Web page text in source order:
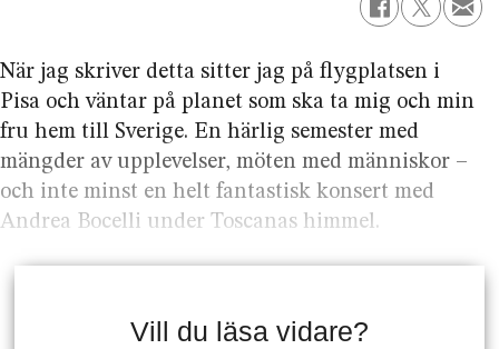
När jag skriver detta sitter jag på flyg­platsen i
Pisa och väntar på planet som ska ta mig och min
fru hem till Sverige. En härlig semester med
mängder av upplev­elser, möten med människor –
och inte minst en helt fantastisk konsert med
Andrea Bocelli under Toscanas himmel.
Vill du läsa vidare?